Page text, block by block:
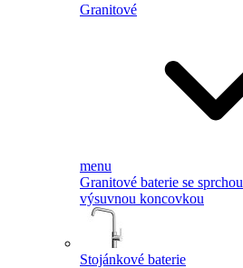
Granitové
menu
Granitové baterie se sprchou
výsuvnou koncovkou
Stojánkové baterie